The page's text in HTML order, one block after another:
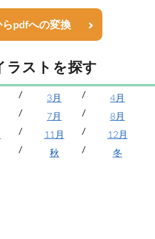
らpdfへの変換
ラストを探す
3月
4月
7月
8月
11月
12月
秋 冬